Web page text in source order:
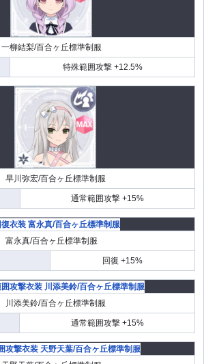
一柳結梨/百合ヶ丘標準制服
特殊範囲攻撃 +12.5%
早川弥宏/百合ヶ丘標準制服
通常範囲攻撃 +15%
富永真/百合ヶ丘標準制服
回復 +15%
川添美鈴/百合ヶ丘標準制服
通常範囲攻撃 +15%